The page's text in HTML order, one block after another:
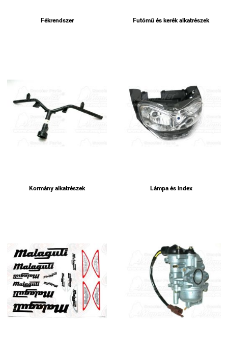
Fékrendszer Futómű és kerék alkatrészek
Kormány alkatrészek Lámpa és index